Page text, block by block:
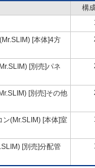
構
[本体]4方
[別売]パネ
[別売]その他
ン(Mr.SLIM) [本体]室
[別売]分配管